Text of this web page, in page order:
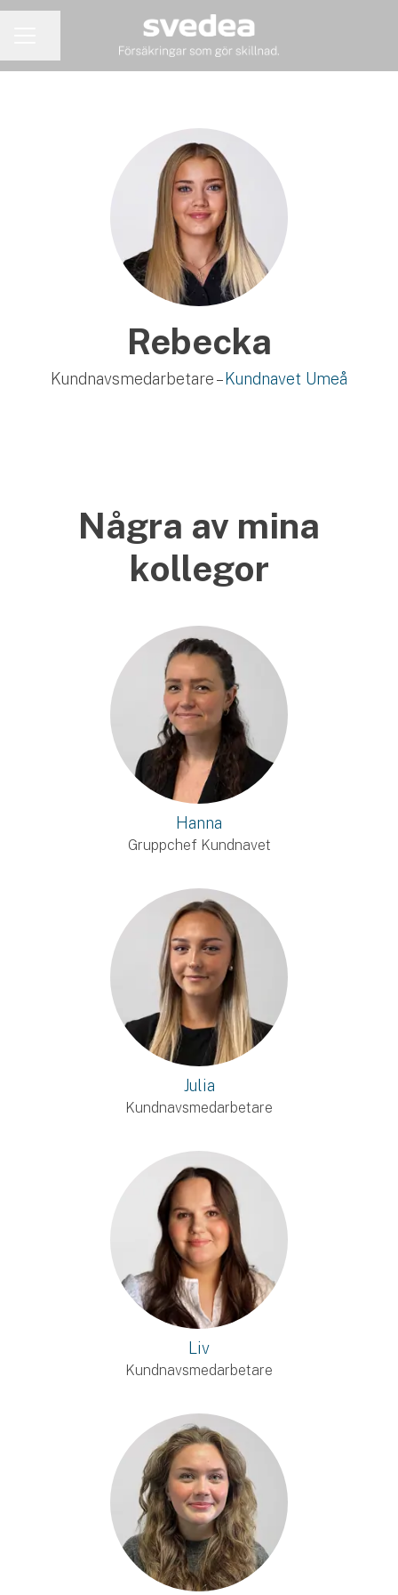
Rebecka
Kundnavsmedarbetare – Kundnavet Umeå
Några av mina
kollegor
Hanna
Gruppchef Kundnavet
Julia
Kundnavsmedarbetare
Liv
Kundnavsmedarbetare